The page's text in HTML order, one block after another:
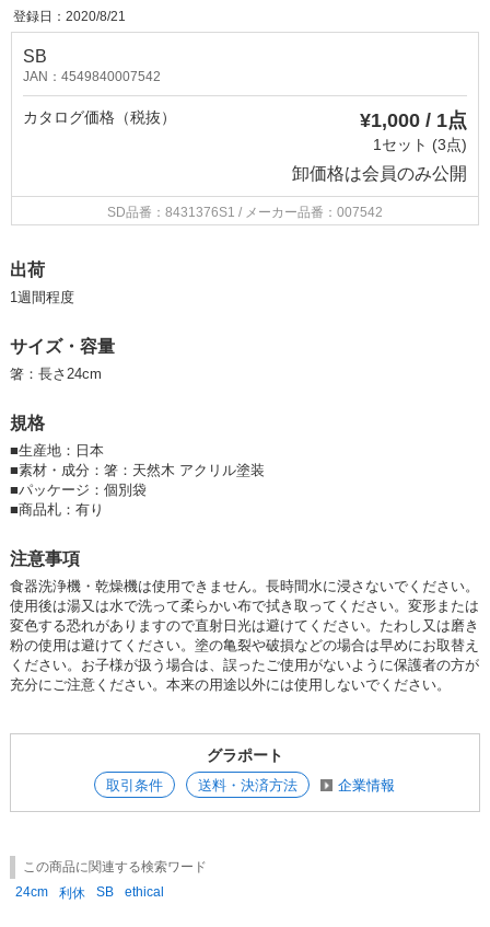
登録日：2020/8/21
SB
JAN：4549840007542
カタログ価格（税抜） ¥1,000 / 1点
1セット (3点)
卸価格は会員のみ公開
SD品番：8431376S1 / メーカー品番：007542
出荷
1週間程度
サイズ・容量
箸：長さ24cm
規格
■生産地：日本
■素材・成分：箸：天然木 アクリル塗装
■パッケージ：個別袋
■商品札：有り
注意事項
食器洗浄機・乾燥機は使用できません。長時間水に浸さないでください。
使用後は湯又は水で洗って柔らかい布で拭き取ってください。変形または
変色する恐れがありますので直射日光は避けてください。たわし又は磨き
粉の使用は避けてください。塗の亀裂や破損などの場合は早めにお取替え
ください。お子様が扱う場合は、誤ったご使用がないように保護者の方が
充分にご注意ください。本来の用途以外には使用しないでください。
グラポート
取引条件 送料・決済方法 企業情報
この商品に関連する検索ワード
24cm
利休 SB ethical